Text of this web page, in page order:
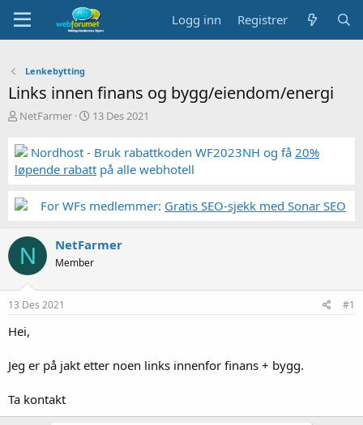
Logg inn Registrer
Lenkebytting
Links innen finans og bygg/eiendom/energi
T
å
d
s
a
e
r
NetFarmer
S
r
t
a
13 Des 2021
Nordhost - Bruk rabattkoden WF2023NH og få 20%
løpende rabatt på alle webhotell
For WFs medlemmer: Gratis SEO-sjekk med Sonar SEO
N NetFarmer
Member
13 Des 2021 #1
Hei,
Jeg er på jakt etter noen links innenfor finans + bygg.
Ta kontakt